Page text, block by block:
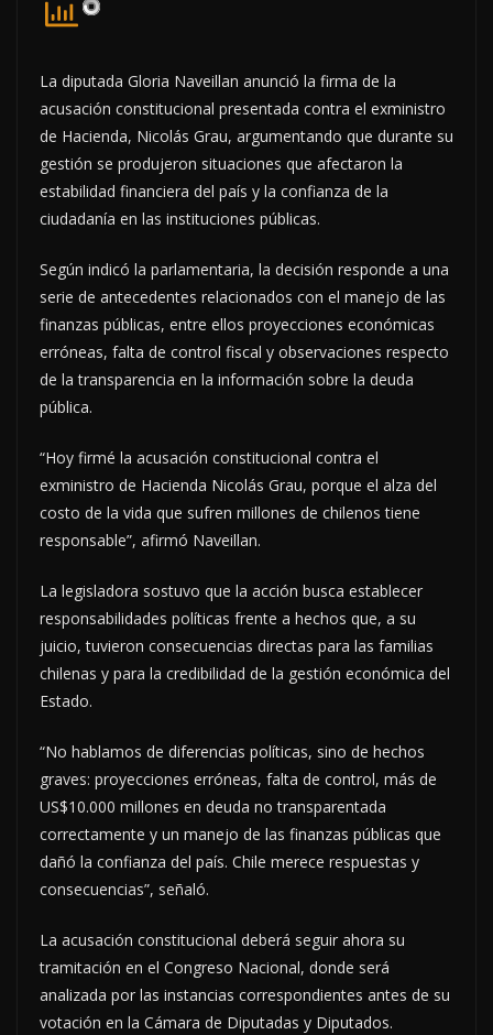
La diputada Gloria Naveillan anunció la firma de la
acusación constitucional presentada contra el exministro
de Hacienda, Nicolás Grau, argumentando que durante su
gestión se produjeron situaciones que afectaron la
estabilidad financiera del país y la confianza de la
ciudadanía en las instituciones públicas.
Según indicó la parlamentaria, la decisión responde a una
serie de antecedentes relacionados con el manejo de las
finanzas públicas, entre ellos proyecciones económicas
erróneas, falta de control fiscal y observaciones respecto
de la transparencia en la información sobre la deuda
pública.
“Hoy firmé la acusación constitucional contra el
exministro de Hacienda Nicolás Grau, porque el alza del
costo de la vida que sufren millones de chilenos tiene
responsable”, afirmó Naveillan.
La legisladora sostuvo que la acción busca establecer
responsabilidades políticas frente a hechos que, a su
juicio, tuvieron consecuencias directas para las familias
chilenas y para la credibilidad de la gestión económica del
Estado.
“No hablamos de diferencias políticas, sino de hechos
graves: proyecciones erróneas, falta de control, más de
US$10.000 millones en deuda no transparentada
correctamente y un manejo de las finanzas públicas que
dañó la confianza del país. Chile merece respuestas y
consecuencias”, señaló.
La acusación constitucional deberá seguir ahora su
tramitación en el Congreso Nacional, donde será
analizada por las instancias correspondientes antes de su
votación en la Cámara de Diputadas y Diputados.